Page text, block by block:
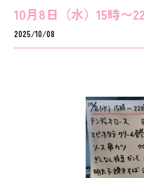
10月8日（水）15時〜
2025/10/08